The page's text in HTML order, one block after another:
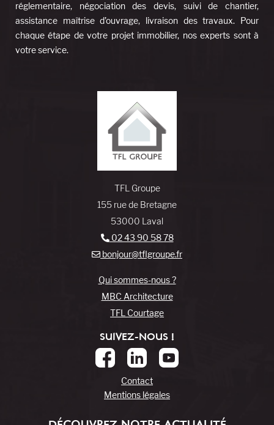
réglementaire, négociation des devis, suivi de chantier,
assistance maîtrise d’ouvrage, livraison des travaux. Pour
chaque étape de votre projet immobilier, nos experts sont à
votre service.
TFL Groupe
155 rue de Bretagne
53000 Laval
02 43 90 58 78
bonjour@tflgroupe.fr
Qui sommes-nous ?
MBC Architecture
TFL Courtage
SUIVEZ-NOUS !
Contact
Mentions légales